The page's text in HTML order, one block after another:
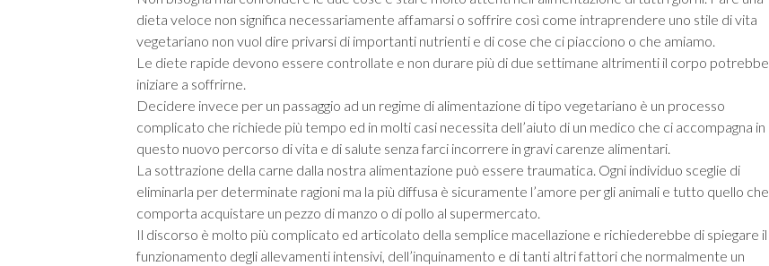
dieta veloce non significa necessariamente affamarsi o soffrire così come intraprendere uno stile di vita
vegetariano non vuol dire privarsi di importanti nutrienti e di cose che ci piacciono o che amiamo.
Le diete rapide devono essere controllate e non durare più di due settimane altrimenti il corpo potrebbe
iniziare a soffrirne.
Decidere invece per un passaggio ad un regime di alimentazione di tipo vegetariano è un processo
complicato che richiede più tempo ed in molti casi necessita dell’aiuto di un medico che ci accompagna in
questo nuovo percorso di vita e di salute senza farci incorrere in gravi carenze alimentari.
La sottrazione della carne dalla nostra alimentazione può essere traumatica. Ogni individuo sceglie di
eliminarla per determinate ragioni ma la più diffusa è sicuramente l’amore per gli animali e tutto quello che
comporta acquistare un pezzo di manzo o di pollo al supermercato.
Il discorso è molto più complicato ed articolato della semplice macellazione e richiederebbe di spiegare il
funzionamento degli allevamenti intensivi, dell’inquinamento e di tanti altri fattori che normalmente un